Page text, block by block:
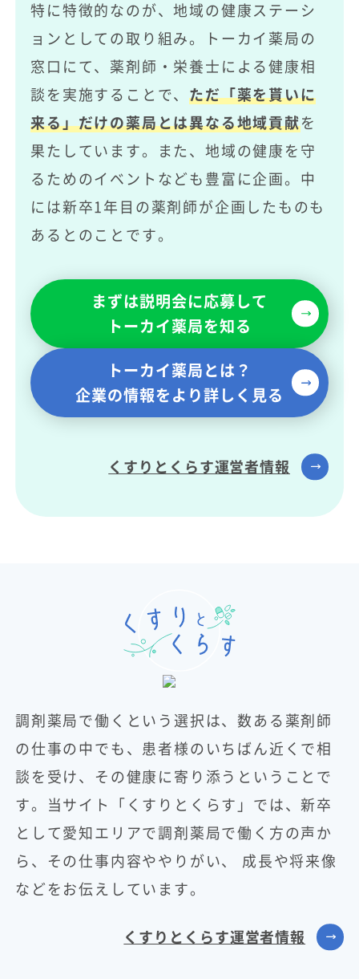
特に特徴的なのが、地域の健康ステーシ
ョンとしての取り組み。トーカイ薬局の
窓口にて、薬剤師・栄養士による健康相
談を実施することで、ただ「薬を貰いに
来る」だけの薬局とは異なる地域貢献を
果たしています。また、地域の健康を守
るためのイベントなども豊富に企画。中
には新卒1年目の薬剤師が企画したものも
あるとのことです。
まずは説明会に応募して
トーカイ薬局を知る
トーカイ薬局とは？
企業の情報をより詳しく見る
くすりとくらす運営者情報
調剤薬局で働くという選択は、数ある薬剤師
の仕事の中でも、患者様のいちばん近くで相
談を受け、その健康に寄り添うということで
す。当サイト「くすりとくらす」では、新卒
として愛知エリアで調剤薬局で働く方の声か
ら、その仕事内容ややりがい、 成長や将来像
などをお伝えしています。
くすりとくらす運営者情報